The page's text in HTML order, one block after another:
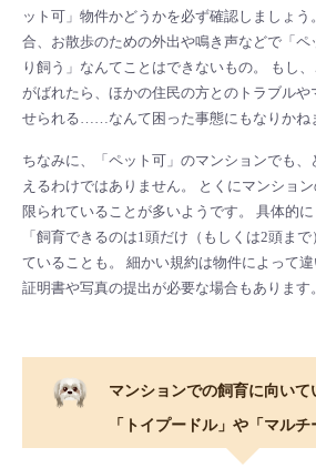
ット可」物件かどうかを必ず確認しましょ
合、お散歩のための外出や鳴き声などで「ペ
り飼う」なんてことはできないもの。 もし
がばれたら、ほかの住民の方とのトラブルや
せられる……なんて困った事態にもなりかね
ちなみに、「ペット可」のマンションでも
えるわけではありません。 とくにマンショ
限られていることが多いようです。 具体的に
「飼育できるのは1頭だけ（もしくは2頭ま
ていることも。 細かい規約は物件によって
証明書や写真の提出が必要な場合もあります。
マンションでの飼育に向い
「トイプードル」や「マル